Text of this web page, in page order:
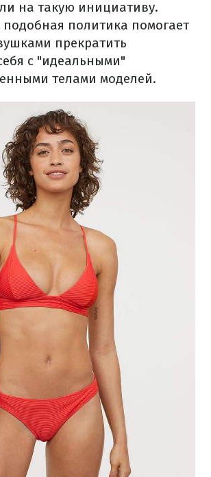
на такую инициативу.
подобная политика помогает
прекратить
с "идеальными"
телами моделей.